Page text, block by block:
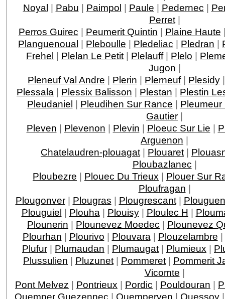
Noyal | Pabu | Paimpol | Paule | Pedernec |
Perret|
Perros Guirec | Peumerit Quintin | Plaine Haute
Planguenoual | Pleboulle | Pledeliac | Pledran |
Frehel | Plelan Le Petit | Plelauff| Plelo |
Jugon |
Pleneuf Val Andre | Plerin | Plerneuf| Plesidy
Plessala | Plessix Balisson | Plestan | Plestin
Pleudaniel | Pleudihen Sur Rance | Pleumeur
Gautier |
Pleven | Plevenon | Plevin | Ploeuc Sur Lie |
Arguenon |
Chatelaudren-plouagat | Plouaret |
Ploubazlanec |
Ploubezre | Plouec Du Trieux | Plouer Sur
Ploufragan |
Plougonver| Plougras | Plougrescant|
Plouguiel | Plouha | Plouisy| Ploulec H |
Plounerin | Plounevez Moedec | Plounevez
Plourhan | Plourivo | Plouvara | Plouzelambre |
Plufur | Plumaudan | Plumaugat | Plumieux |
Plussulien | Pluzunet | Pommeret | Pommerit
Vicomte |
Pont Melvez | Pontrieux | Pordic | Pouldouran |
Quemper Guezennec | Quemperven | Quessoy